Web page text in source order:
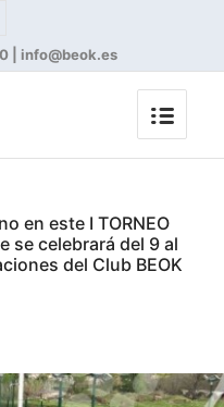
| info@beok.es
en este I TORNEO
se celebrará del 9 al
del Club BEOK